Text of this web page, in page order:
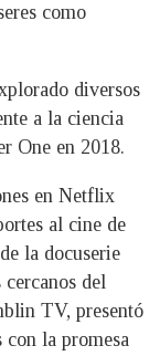
como
diversos
a la ciencia
One en 2018.
en Netflix
al cine de
la docuserie
del
TV, presentó
con la promesa